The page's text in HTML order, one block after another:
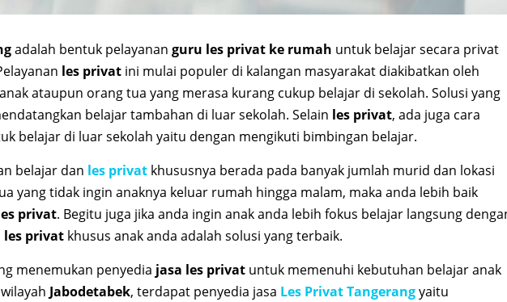
adalah bentuk pelayanan guru les privat ke rumah untuk belajar secara privat
les privat ini mulai populer di kalangan masyarakat diakibatkan oleh
ataupun orang tua yang merasa kurang cukup belajar di sekolah. Solusi yang
belajar tambahan di luar sekolah. Selain les privat, ada juga cara
belajar di luar sekolah yaitu dengan mengikuti bimbingan belajar.
belajar dan les privat khususnya berada pada banyak jumlah murid dan lokasi
yang tidak ingin anaknya keluar rumah hingga malam, maka anda lebih baik
privat. Begitu juga jika anda ingin anak anda lebih fokus belajar langsung
les privat khusus anak anda adalah solusi yang terbaik.
menemukan penyedia jasa les privat untuk memenuhi kebutuhan belajar anak
Jabodetabek, terdapat penyedia jasa Les Privat Tangerangyaitu